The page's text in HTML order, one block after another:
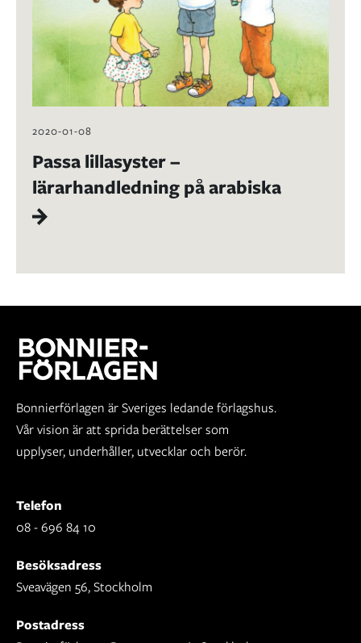
2020-01-08
Passa lillasyster –
lärarhandledning på arabiska
Bonnierförlagen är Sveriges ledande förlagshus.
Vår vision är att sprida berättelser som
upplyser, underhåller, utvecklar och berör.
Telefon
08 - 696 84 10
Besöksadress
Sveavägen 56, Stockholm
Postadress